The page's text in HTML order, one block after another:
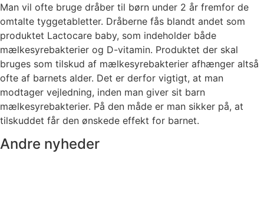
Man vil ofte bruge dråber til børn under 2 år fremfor de
omtalte tyggetabletter. Dråberne fås blandt andet som
produktet Lactocare baby, som indeholder både
mælkesyrebakterier og D-vitamin. Produktet der skal
bruges som tilskud af mælkesyrebakterier afhænger altså
ofte af barnets alder. Det er derfor vigtigt, at man
modtager vejledning, inden man giver sit barn
mælkesyrebakterier. På den måde er man sikker på, at
tilskuddet får den ønskede effekt for barnet.
Andre nyheder